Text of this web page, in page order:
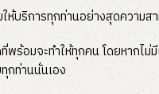
ให้บริการทุกท่านอย่างสุดควา
พร้อมจะทำให้ทุกคน โดยหากไ
กท่านนั่นเอง